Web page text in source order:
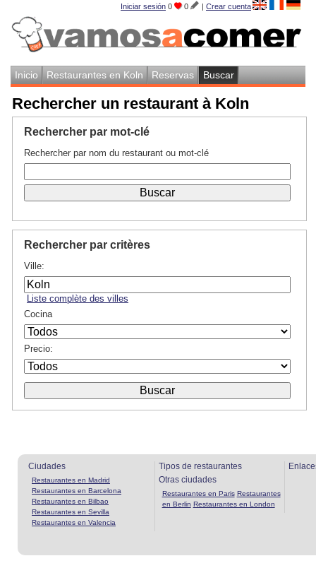
Iniciar sesión 0 0 | Crear cuenta
Inicio Restaurantes en Koln Reservas Buscar
Rechercher un restaurant à Koln
Rechercher par mot-clé
Rechercher par nom du restaurant ou mot-clé
Rechercher par critères
Ville:
Liste complète des villes
Cocina
Precio:
Ciudades
Restaurantes en Madrid
Restaurantes en Barcelona
Restaurantes en Bilbao
Restaurantes en Sevilla
Restaurantes en Valencia
Tipos de restaurantes
Otras ciudades
Restaurantes en Paris Restaurantes
en Berlin Restaurantes en London